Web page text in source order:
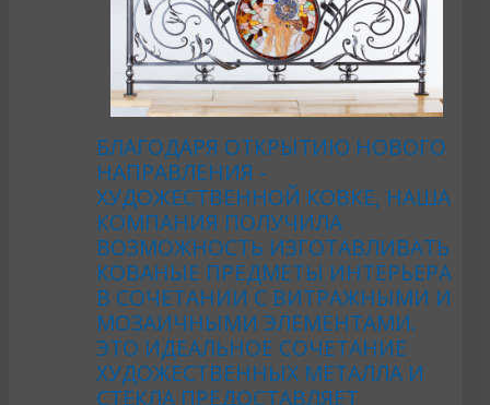
БЛАГОДАРЯ ОТКРЫТИЮ НОВОГО
НАПРАВЛЕНИЯ -
ХУДОЖЕСТВЕННОЙ КОВКЕ, НАША
КОМПАНИЯ ПОЛУЧИЛА
ВОЗМОЖНОСТЬ ИЗГОТАВЛИВАТЬ
КОВАНЫЕ ПРЕДМЕТЫ ИНТЕРЬЕРА
В СОЧЕТАНИИ С ВИТРАЖНЫМИ И
МОЗАИЧНЫМИ ЭЛЕМЕНТАМИ.
ЭТО ИДЕАЛЬНОЕ СОЧЕТАНИЕ
ХУДОЖЕСТВЕННЫХ МЕТАЛЛА И
СТЕКЛА ПРЕДОСТАВЛЯЕТ